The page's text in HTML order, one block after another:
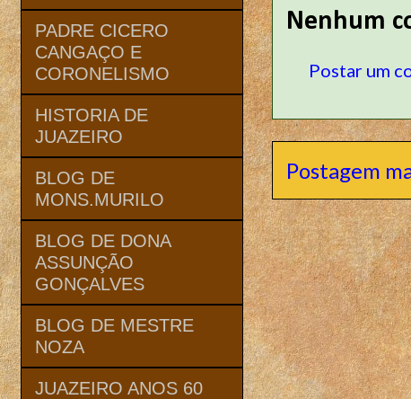
Nenhum
Postar um
Postagem
PADRE CICERO
CANGAÇO E
CORONELISMO
HISTORIA DE
JUAZEIRO
BLOG DE
MONS.MURILO
BLOG DE DONA
ASSUNÇÃO
GONÇALVES
BLOG DE MESTRE
NOZA
JUAZEIRO ANOS 60